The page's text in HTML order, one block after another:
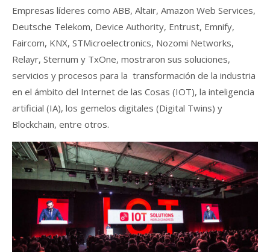
Empresas líderes como ABB, Altair, Amazon Web Services,
Deutsche Telekom, Device Authority, Entrust, Emnify,
Faircom, KNX, STMicroelectronics, Nozomi Networks,
Relayr, Sternum y TxOne, mostraron sus soluciones,
servicios y procesos para la transformación de la industria
en el ámbito del Internet de las Cosas (IOT), la inteligencia
artificial (IA), los gemelos digitales (Digital Twins) y
Blockchain, entre otros.